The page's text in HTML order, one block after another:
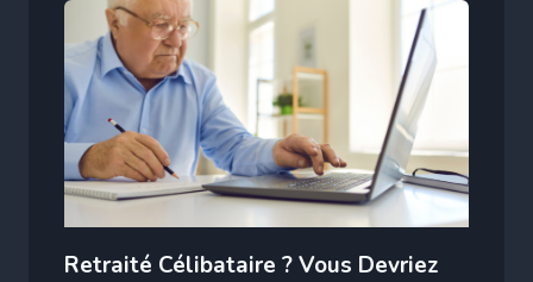
Retraité Célibataire ? Vous Devriez